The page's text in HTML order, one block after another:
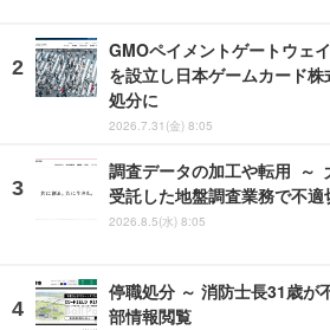
GMOペイメントゲートウェ
を設立し日本ゲームカード
処分に
2026.7.31(金) 8:05
調査データの加工や転用 ～
受託した地盤調査業務で不適
2026.8.5(水) 8:05
停職処分 ～ 消防士長31歳が
部情報閲覧